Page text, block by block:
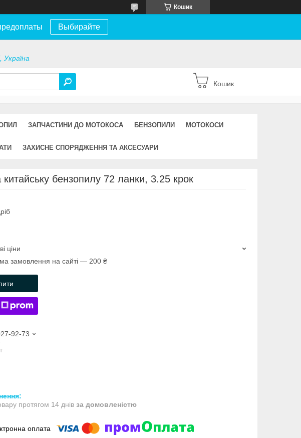
Кошик
Выбирайте
Україна
Кошик
ЗАПЧАСТИНИ ДО МОТОКОСА БЕНЗОПИЛИ МОТОКОСИ
ЗАХИСНЕ СПОРЯДЖЕННЯ ТА АКСЕСУАРИ
бензопилу 72 ланки, 3.25 крок
ціни
замовлення на сайті — 200 ₴
92-73
протягом 14 днів за домовленістю